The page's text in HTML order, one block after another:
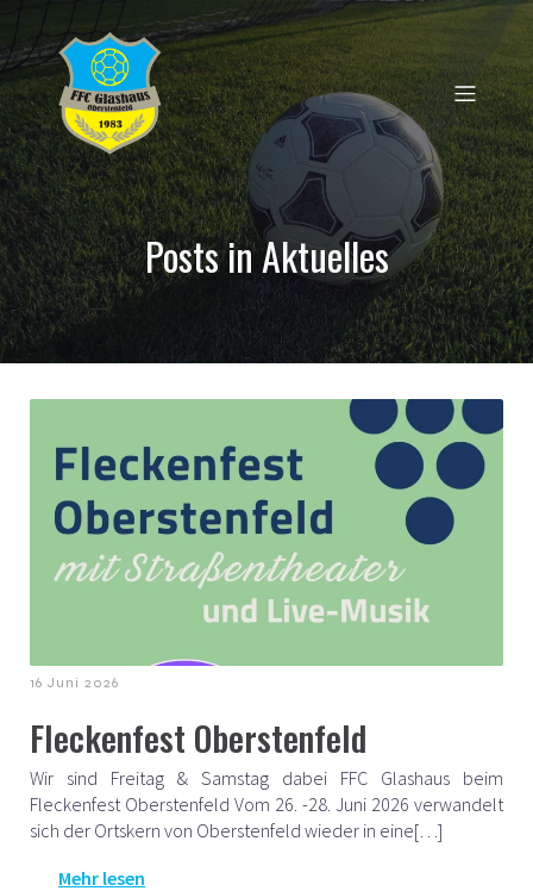
Posts in Aktuelles
16 Juni 2026
Fleckenfest Oberstenfeld
Wir sind Freitag & Samstag dabei FFC Glashaus beim
Fleckenfest Oberstenfeld Vom 26. -28. Juni 2026 verwandelt
sich der Ortskern von Oberstenfeld wieder in eine[…]
Mehr lesen